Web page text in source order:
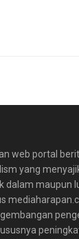
web portal
yang
dalam maupun